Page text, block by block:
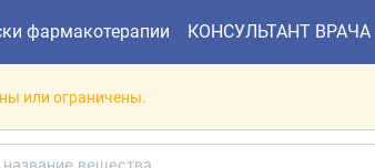
фармакотерапии КОНСУЛЬТАНТ ВРАЧА
или ограничены.